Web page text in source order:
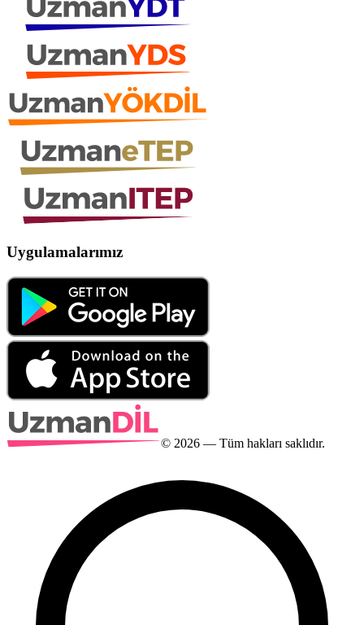
Uygulamalarımız
© 2026 — Tüm hakları saklıdır.